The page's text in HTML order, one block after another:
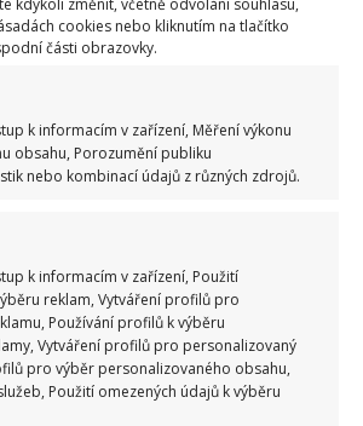
cookies nebo kliknutím na tlačítko
části obrazovky.
k informacím v zařízení, Měření výkonu
obsahu, Porozumění publiku
nebo kombinací údajů z různých zdrojů.
k informacím v zařízení, Použití
reklam, Vytváření profilů pro
Používání profilů k výběru
Vytváření profilů pro personalizovaný
pro výběr personalizovaného obsahu,
Použití omezených údajů k výběru
do pečiva a špetka soli. Hodí se
dveře. Oblíbenou metodou je i
, což už jsme na BydlímeÚtulně